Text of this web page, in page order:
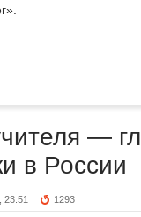
—
в России
23:51 1293